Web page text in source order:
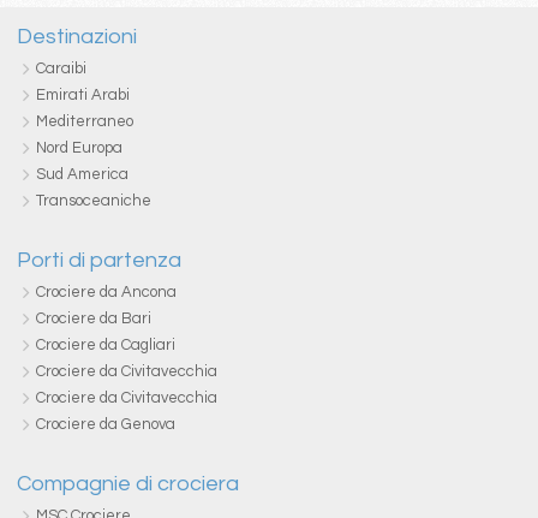
Destinazioni
Caraibi
Emirati Arabi
Mediterraneo
Nord Europa
Sud America
Transoceaniche
Porti di partenza
Crociere da Ancona
Crociere da Bari
Crociere da Cagliari
Crociere da Civitavecchia
Crociere da Civitavecchia
Crociere da Genova
Compagnie di crociera